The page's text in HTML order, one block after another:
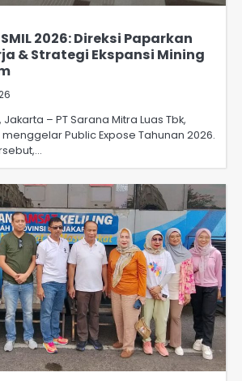
2026: Direksi Paparkan
& Strategi Ekspansi Mining
– PT Sarana Mitra Luas Tbk,
menggelar Public Expose Tahunan 2026.